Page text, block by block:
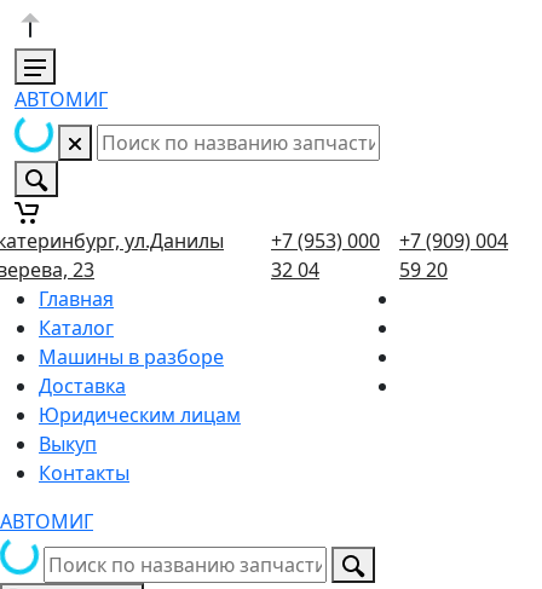
АВТОМИГ
ул.Данилы
23
+7 (953) 000
32 04
+7 (909) 004
59 20
Главная
Каталог
Машины в разборе
Доставка
Юридическим лицам
Выкуп
Контакты
АВТОМИГ